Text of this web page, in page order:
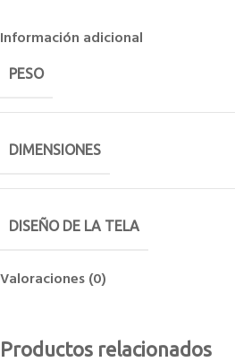
Información adicional
PESO
DIMENSIONES
DISEÑO DE LA TELA
Valoraciones (0)
Productos relacionados